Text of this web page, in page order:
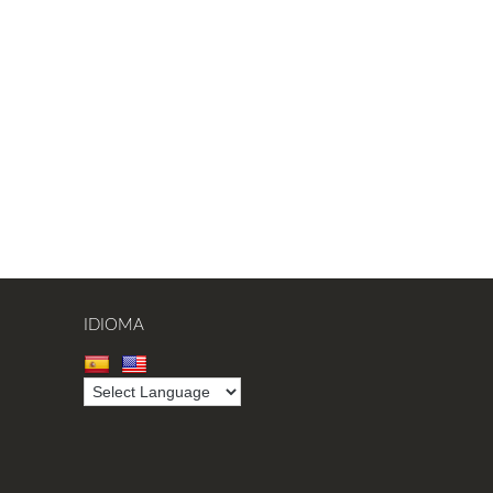
IDIOMA